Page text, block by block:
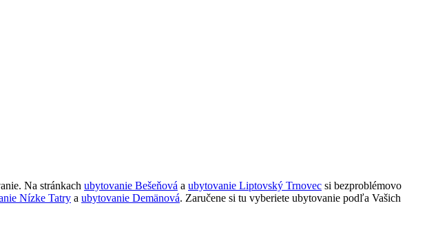
Na stránkach ubytovanie Bešeňová a ubytovanie Liptovský Trnovec si bezproblémovo
Nízke Tatry a ubytovanie Demänová. Zaručene si tu vyberiete ubytovanie podľa Vašich